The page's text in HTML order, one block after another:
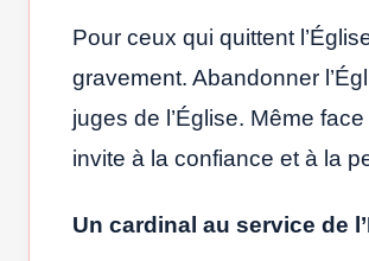
Pour ceux qui quittent
gravement. Abandonner
juges de l’Église. Même
invite à la confiance et à la
Un cardinal au service de